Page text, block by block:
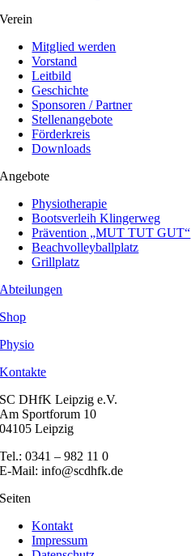
Verein
Mitglied werden
Vorstand
Leitbild
Geschichte
Sponsoren / Partner
Stellenangebote
Förderkreis
Downloads
Angebote
Physiotherapie
Bootsverleih Klingerweg
Prävention „MUT TUT GUT“
Beachvolleyballplatz
Grillplatz
Abteilungen
Shop
Physio
Kontakte
SC DHfK Leipzig e.V.
Am Sportforum 10
04105 Leipzig
Tel.: 0341 – 982 11 0
E-Mail: info@scdhfk.de
Seiten
Kontakt
Impressum